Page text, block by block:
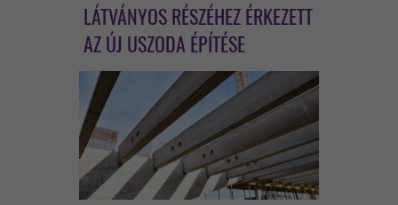
LÁTVÁNYOS RÉSZÉHEZ ÉRKEZETT
AZ ÚJ USZODA ÉPÍTÉSE